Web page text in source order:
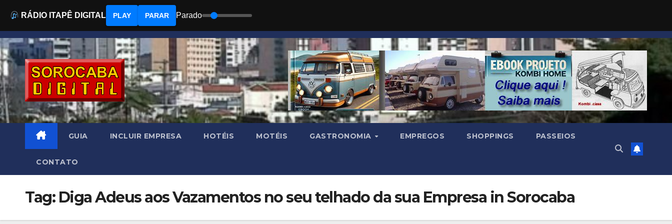
Skip
to
content
GUIA INCLUIR EMPRESA HOTÉIS MOTÉIS GASTRONOMIA EMPREGOS SHOPPINGS PASSEIOS
CONTATO
Tag: Diga Adeus aos Vazamentos no seu telhado da sua Empresa in Sorocaba
RÁDIO ITAPÊ DIGITAL PLAY PARAR Parado